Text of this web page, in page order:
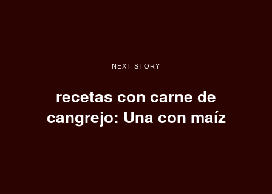
NEXT STORY
recetas con carne de
cangrejo: Una con maíz